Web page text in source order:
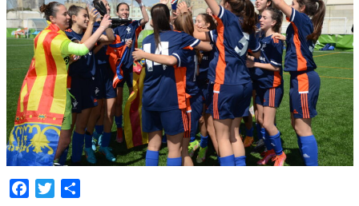
Facebook
Twitter